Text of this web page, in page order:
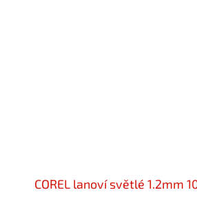
COREL lanoví světlé 1.2mm